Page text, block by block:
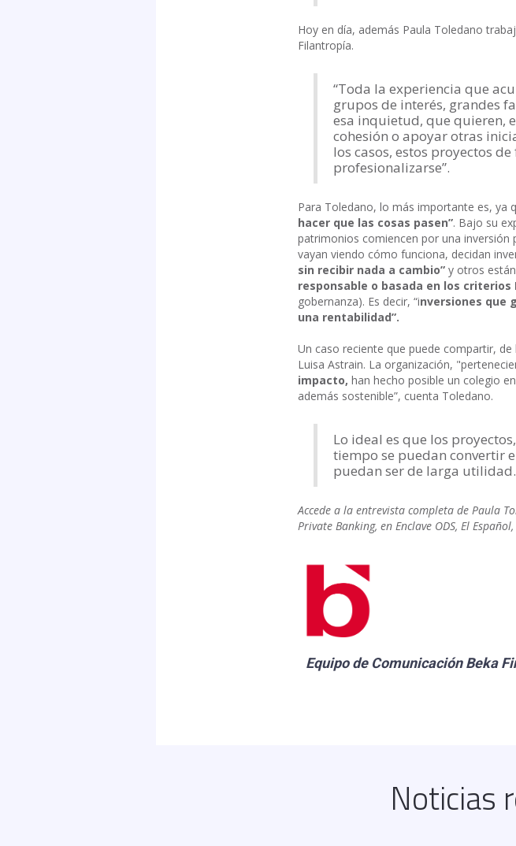
Hoy en día, además Paula Toledano
Filantropía.
“Toda la experiencia que
grupos de interés, grandes
esa inquietud, que quieren,
cohesión o apoyar otras
los casos, estos proyectos
profesionalizarse”.
Para Toledano, lo más importante es, ya
hacer que las cosas pasen”. Bajo su
patrimonios comiencen por una
vayan viendo cómo funciona, decidan
sin recibir nada a cambio” y otros
responsable o basada en los criterios
gobernanza). Es decir, “inversiones que
una rentabilidad”.
Un caso reciente que puede compartir,
Luisa Astrain. La organización,
impacto, han hecho posible un colegio
además sostenible”, cuenta Toledano.
Lo ideal es que los
tiempo se puedan convertir
puedan ser de larga utilidad.
Accede a la entrevista completa de Paula
Private Banking, en Enclave ODS, El Español,
Equipo de ComunicaciónBeka
Noticias